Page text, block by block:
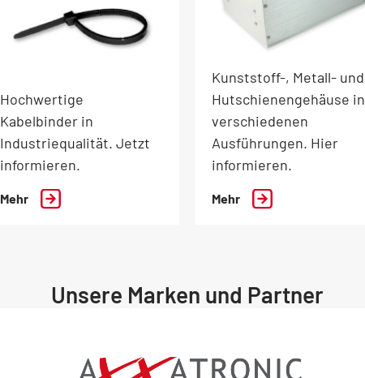
Hochwertige
Kabelbinder in
Industriequalität. Jetzt
informieren.
Mehr
Kunststoff-, Metall- und
Hutschienengehäuse in
verschiedenen
Ausführungen. Hier
informieren.
Mehr
Unsere Marken und Partner